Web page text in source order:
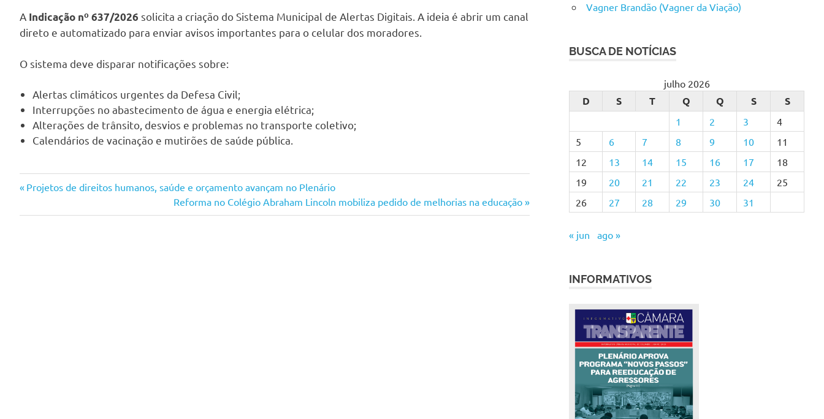
A Indicação nº 637/2026 solicita a criação do Sistema Municipal de Alertas Digitais. A ideia é abrir um canal
direto e automatizado para enviar avisos importantes para o celular dos moradores.
O sistema deve disparar notificações sobre:
Alertas climáticos urgentes da Defesa Civil;
Interrupções no abastecimento de água e energia elétrica;
Alterações de trânsito, desvios e problemas no transporte coletivo;
Calendários de vacinação e mutirões de saúde pública.
Navegação
de
Previous
Projetos de direitos humanos, saúde e orçamento avançam no Plenário
Next
Post:
Reforma no Colégio Abraham Lincoln mobiliza pedido de melhorias na educação
Vagner Brandão (Vagner da Viação)
BUSCA DE NOTÍCIAS
julho 2026
D S T Q Q S S
1 2 3
4
5
6 7 8 9 10
11
12
13 14 15 16 17
18
19
20 21 22 23 24
25
26
27 28 29 30 31
« jun ago »
INFORMATIVOS